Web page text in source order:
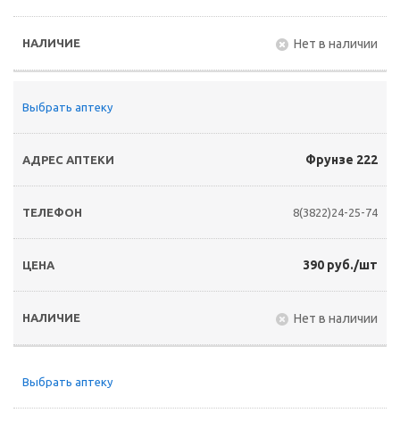
Нет в наличии
Выбрать аптеку
Фрунзе 222
8(3822)24-25-74
390 руб./шт
Нет в наличии
Выбрать аптеку